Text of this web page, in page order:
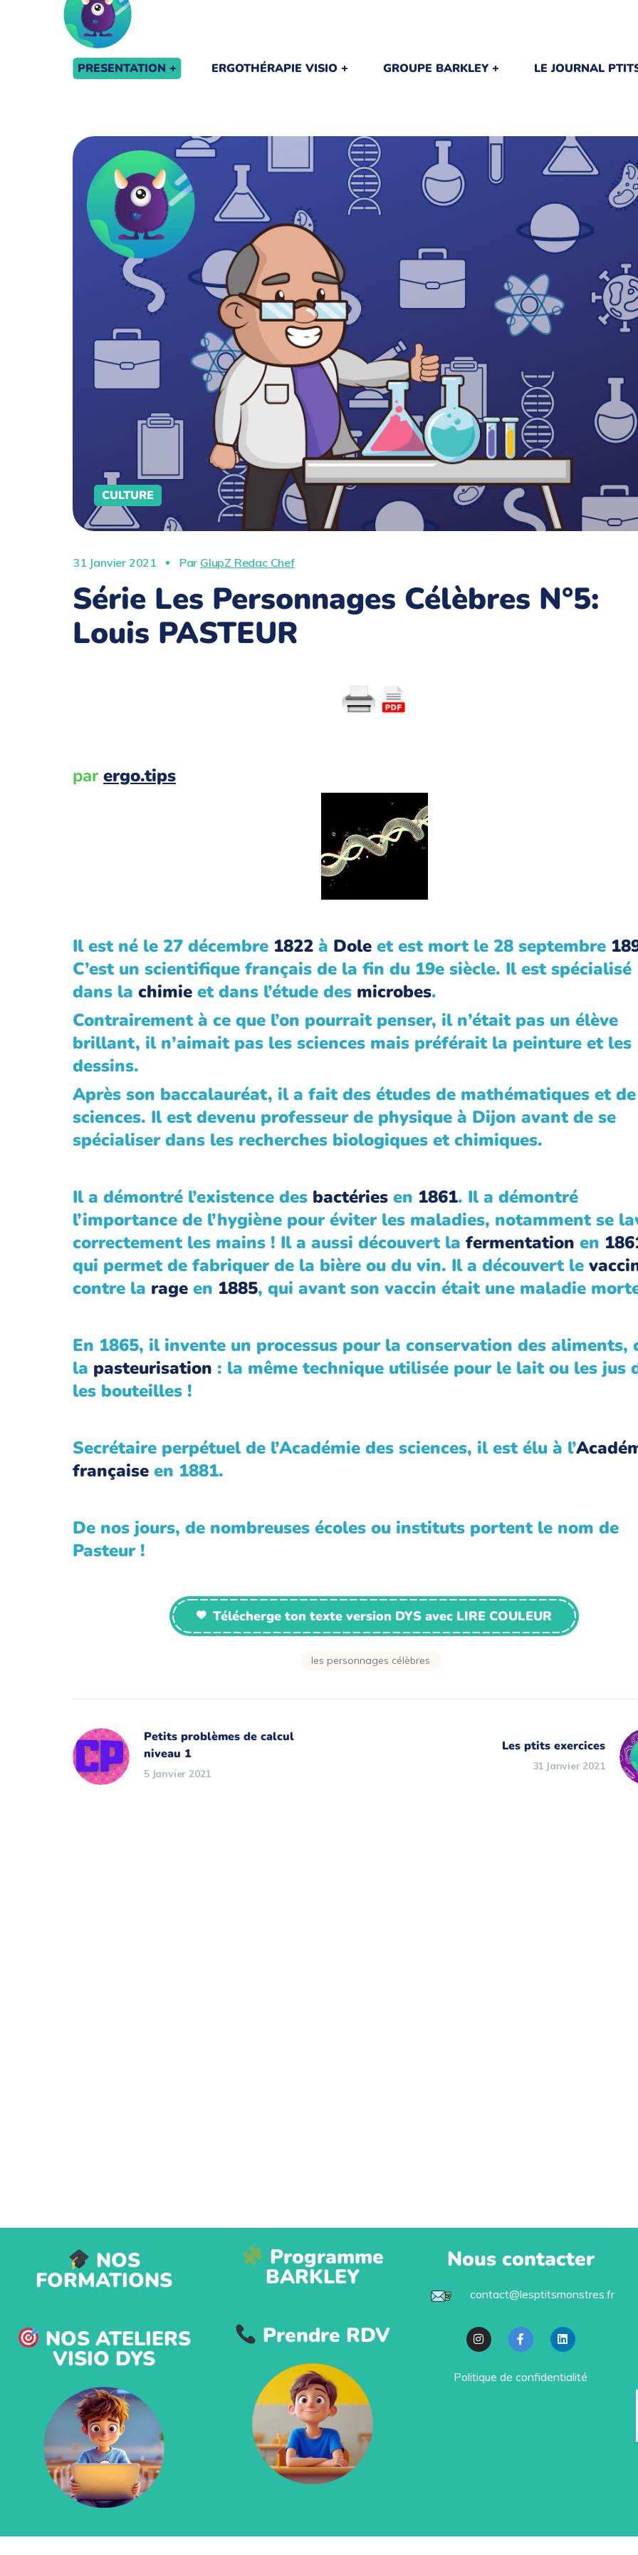
PRESENTATION ERGOTHÉRAPIE VISIO GROUPE BARKLEY LE JOURNAL
CULTURE
31 Janvier 2021 Par GlupZ Redac Chef
Série Les Personnages Célèbres N°5:
Louis PASTEUR
parergo.tips
Il est né le 27 décembre 1822 à Dole et est mort le 28 septembre
C’est un scientifique français de la fin du 19e siècle. Il est spécialisé
dans la chimie et dans l’étude des microbes.
Contrairement à ce que l’on pourrait penser, il n’était pas un élève
brillant, il n’aimait pas les sciences mais préférait la peinture et les
dessins.
Après son baccalauréat, il a fait des études de mathématiques et de
sciences. Il est devenu professeur de physique à Dijon avant de se
spécialiser dans les recherches biologiques et chimiques.
Il a démontré l’existence des bactéries en 1861. Il a démontré
l’importance de l’hygiène pour éviter les maladies, notamment se
correctement les mains ! Il a aussi découvert la fermentation en
qui permet de fabriquer de la bière ou du vin. Il a découvert le
contre la rage en 1885, qui avant son vaccin était une maladie
En 1865, il invente un processus pour la conservation des aliments,
la pasteurisation : la même technique utilisée pour le lait ou les jus
les bouteilles !
Secrétaire perpétuel de l’Académie des sciences, il est élu à l’
française en 1881.
De nos jours, de nombreuses écoles ou instituts portent le nom de
Pasteur !
Télécherge ton texte version DYS avec LIRE COULEUR
les personnages célèbres
Petits problèmes de calcul
niveau 1
5 Janvier 2021
Les ptits exercices
31 Janvier 2021
NOS
FORMATIONS
NOS ATELIERS
VISIO DYS
Programme
BARKLEY
Prendre RDV
Nous contacter
contact@lesptitsmonstres.fr
Politique de confidentialité